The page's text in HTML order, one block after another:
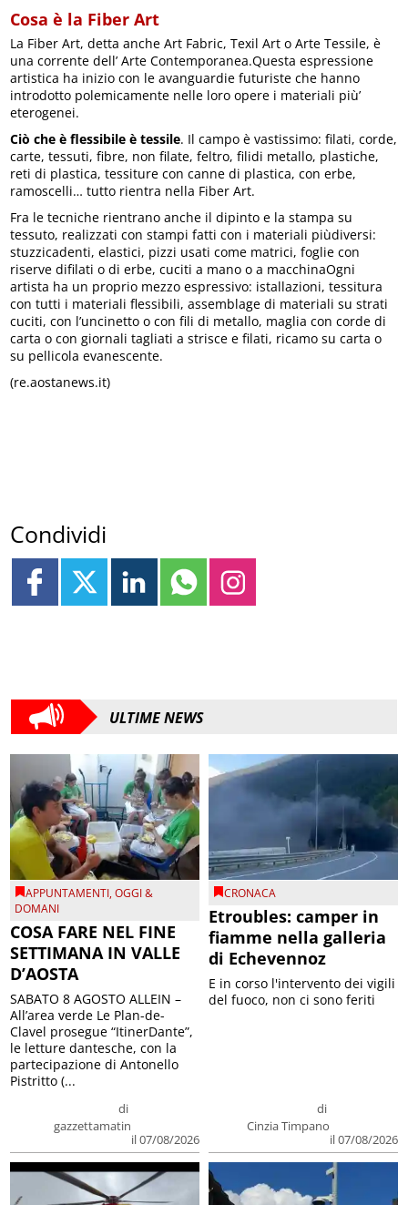
Cosa è la Fiber Art
La Fiber Art, detta anche Art Fabric, Texil Art o Arte Tessile, è
una corrente dell’ Arte Contemporanea.Questa espressione
artistica ha inizio con le avanguardie futuriste che hanno
introdotto polemicamente nelle loro opere i materiali più’
eterogenei.
Ciò che è flessibile è tessile. Il campo è vastissimo: filati, corde,
carte, tessuti, fibre, non filate, feltro, filidi metallo, plastiche,
reti di plastica, tessiture con canne di plastica, con erbe,
ramoscelli… tutto rientra nella Fiber Art.
Fra le tecniche rientrano anche il dipinto e la stampa su
tessuto, realizzati con stampi fatti con i materiali piùdiversi:
stuzzicadenti, elastici, pizzi usati come matrici, foglie con
riserve difilati o di erbe, cuciti a mano o a macchinaOgni
artista ha un proprio mezzo espressivo: istallazioni, tessitura
con tutti i materiali flessibili, assemblage di materiali su strati
cuciti, con l’uncinetto o con fili di metallo, maglia con corde di
carta o con giornali tagliati a strisce e filati, ricamo su carta o
su pellicola evanescente.
(re.aostanews.it)
Condividi
ULTIME NEWS
APPUNTAMENTI,OGGI &
DOMANI
COSA FARE NEL FINE
SETTIMANA IN VALLE
D’AOSTA
di
gazzettamatin
il 07/08/2026
SABATO 8 AGOSTO ALLEIN –
All’area verde Le Plan-de-
Clavel prosegue “ItinerDante”,
le letture dantesche, con la
partecipazione di Antonello
Pistritto (...
CRONACA
Etroubles: camper in
fiamme nella galleria
di Echevennoz
di
Cinzia Timpano
il 07/08/2026
E in corso l'intervento dei vigili
del fuoco, non ci sono feriti